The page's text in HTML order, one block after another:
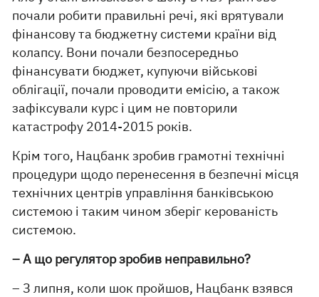
почали робити правильні речі, які врятували
фінансову та бюджетну системи країни від
колапсу. Вони почали безпосередньо
фінансувати бюджет, купуючи військові
облігації, почали проводити емісію, а також
зафіксували курс і цим не повторили
катастрофу 2014-2015 років.
Крім того, Нацбанк зробив грамотні технічні
процедури щодо перенесення в безпечні місця
технічних центрів управління банківською
системою і таким чином зберіг керованість
системою.
– А що регулятор зробив неправильно?
– З липня, коли шок пройшов, Нацбанк взявся